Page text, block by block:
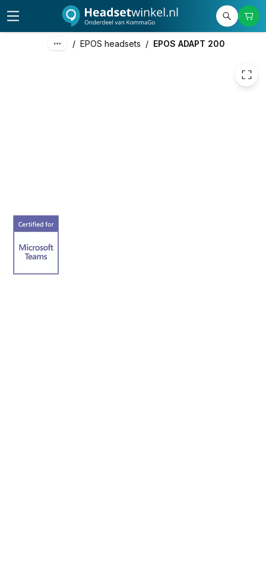
/ EPOS headsets / EPOS ADAPT 200
€ 132,80